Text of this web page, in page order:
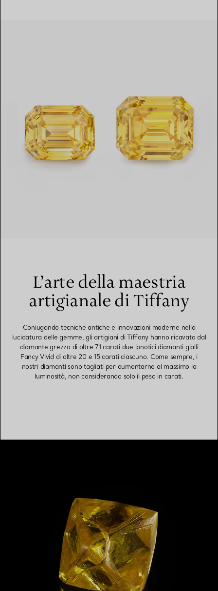
L’arte della maestria
artigianale di Tiffany
Coniugando tecniche antiche e innovazioni moderne nella
lucidatura delle gemme, gli artigiani di Tiffany hanno ricavato dal
diamante grezzo di oltre 71 carati due ipnotici diamanti gialli
Fancy Vivid di oltre 20 e 15 carati ciascuno. Come sempre, i
nostri diamanti sono tagliati per aumentarne al massimo la
luminosità, non considerando solo il peso in carati.